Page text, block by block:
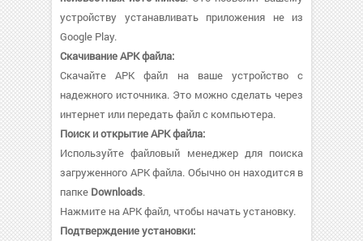
устройству устанавливать приложения не из
Google Play.
Скачивание APK файла:
Скачайте APK файл на ваше устройство с
надежного источника. Это можно сделать через
интернет или передать файл с компьютера.
Поиск и открытие APK файла:
Используйте файловый менеджер для поиска
загруженного APK файла. Обычно он находится в
папке Downloads.
Нажмите на APK файл, чтобы начать установку.
Подтверждение установки: